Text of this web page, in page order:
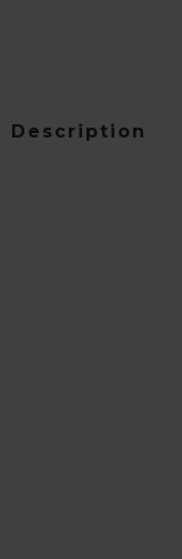
Description